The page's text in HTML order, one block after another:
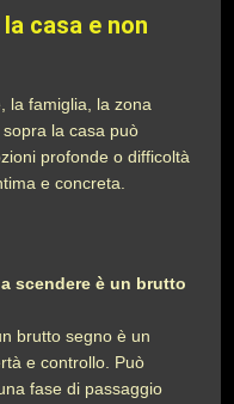
casa e non
la famiglia, la zona
la casa può
profonde o difficoltà
e concreta.
scendere è un brutto
brutto segno è un
e controllo. Può
fase di passaggio